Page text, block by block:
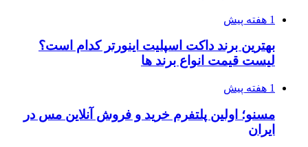
1 هفته پیش
بهترین برند داکت اسپلیت اینورتر کدام است؟
لیست قیمت انواع برند ها
1 هفته پیش
مسنو؛ اولین پلتفرم خرید و فروش آنلاین مس در
ایران